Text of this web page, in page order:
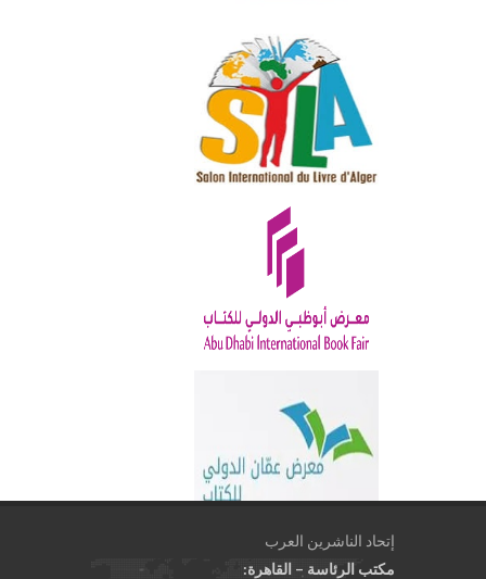
إتحاد الناشرين العرب
مكتب الرئاسة – القاهرة: